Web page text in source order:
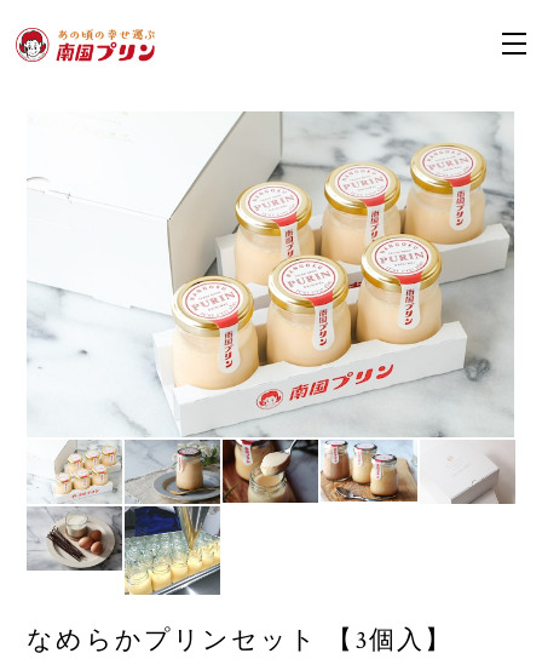
なめらかプリンセット 【3個入】